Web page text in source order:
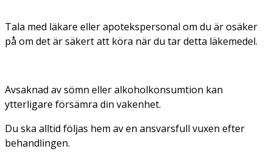
Tala med läkare eller apotekspersonal om du är osäker
på om det är säkert att köra när du tar detta läkemedel.
Avsaknad av sömn eller alkoholkonsumtion kan
ytterligare försämra din vakenhet.
Du ska alltid följas hem av en ansvarsfull vuxen efter
behandlingen.